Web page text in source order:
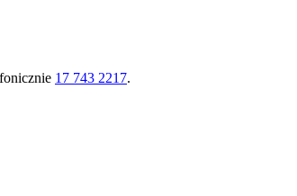
17 743 2217.